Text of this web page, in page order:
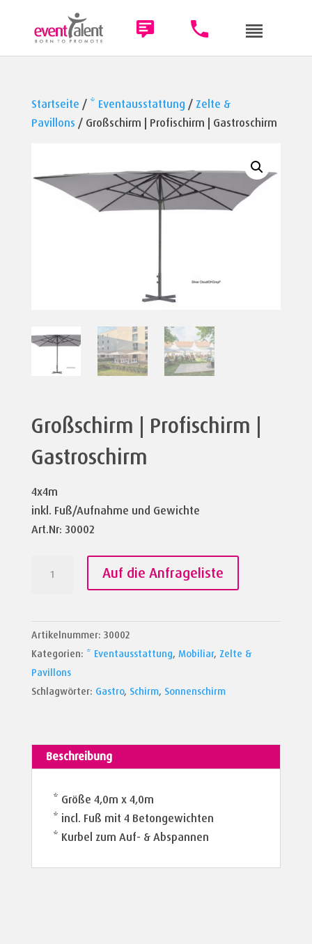
Startseite / * Eventausstattung / Zelte &
Pavillons / Großschirm | Profischirm | Gastroschirm
Großschirm | Profischirm |
Gastroschirm
4x4m
inkl. Fuß/Aufnahme und Gewichte
Art.Nr: 30002
|
Gastroschirm
Menge
Auf die Anfrageliste
Artikelnummer: 30002
Kategorien: * Eventausstattung, Mobiliar, Zelte &
Pavillons
Schlagwörter: Gastro, Schirm, Sonnenschirm
Beschreibung
* Größe 4,0m x 4,0m
* incl. Fuß mit 4 Betongewichten
* Kurbel zum Auf- & Abspannen